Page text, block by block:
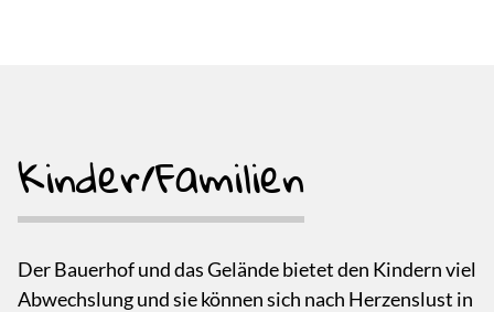
Kinder/Familien
Der Bauerhof und das Gelände bietet den Kindern viel
Abwechslung und sie können sich nach Herzenslust in